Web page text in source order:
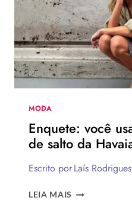
FAZER
MODA
Enquete: você
de salto da
Escrito porLaís Rodrigues
LEIA MAIS ENQUETE: